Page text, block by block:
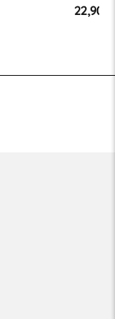
22,90 €